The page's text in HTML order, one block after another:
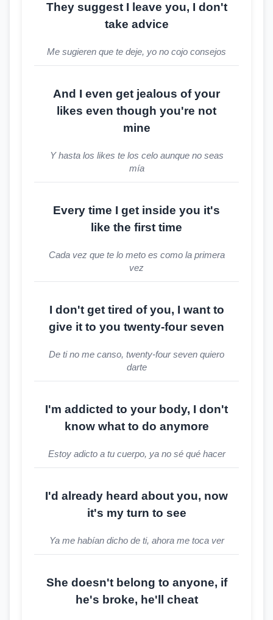
They suggest I leave you, I don't
take advice
Me sugieren que te deje, yo no cojo consejos
And I even get jealous of your
likes even though you're not
mine
Y hasta los likes te los celo aunque no seas
mía
Every time I get inside you it's
like the first time
Cada vez que te lo meto es como la primera
vez
I don't get tired of you, I want to
give it to you twenty-four seven
De ti no me canso, twenty-four seven quiero
darte
I'm addicted to your body, I don't
know what to do anymore
Estoy adicto a tu cuerpo, ya no sé qué hacer
I'd already heard about you, now
it's my turn to see
Ya me habían dicho de ti, ahora me toca ver
She doesn't belong to anyone, if
he's broke, he'll cheat